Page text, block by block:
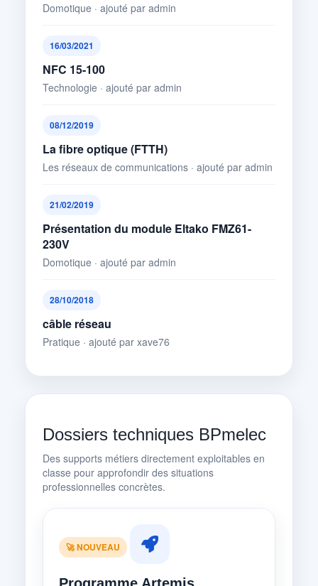
Domotique · ajouté par admin
16/03/2021
NFC 15-100
Technologie · ajouté par admin
08/12/2019
La fibre optique (FTTH)
Les réseaux de communications · ajouté par admin
21/02/2019
Présentation du module Eltako FMZ61-
230V
Domotique · ajouté par admin
28/10/2018
câble réseau
Pratique · ajouté par xave76
Dossiers techniques BPmelec
Des supports métiers directement exploitables en
classe pour approfondir des situations
professionnelles concrètes.
🚀 NOUVEAU